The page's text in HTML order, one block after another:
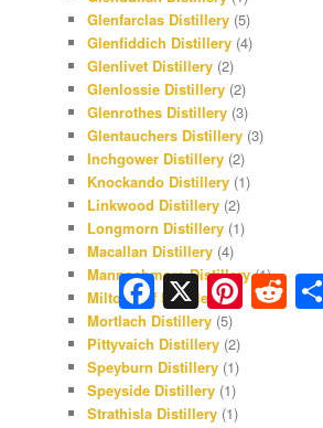
Glenfarclas Distillery (5)
Glenfiddich Distillery (4)
Glenlivet Distillery (2)
Glenlossie Distillery (2)
Glenrothes Distillery (3)
Glentauchers Distillery (3)
Inchgower Distillery (2)
Knockando Distillery (1)
Linkwood Distillery (2)
Longmorn Distillery (1)
Macallan Distillery (4)
Mannochmore Distillery(1)
Miltonduff Distillery(1)
Mortlach Distillery (5)
Pittyvaich Distillery (2)
Speyburn Distillery (1)
Speyside Distillery (1)
Strathisla Distillery (1)
Facebook
X PinterestReddit